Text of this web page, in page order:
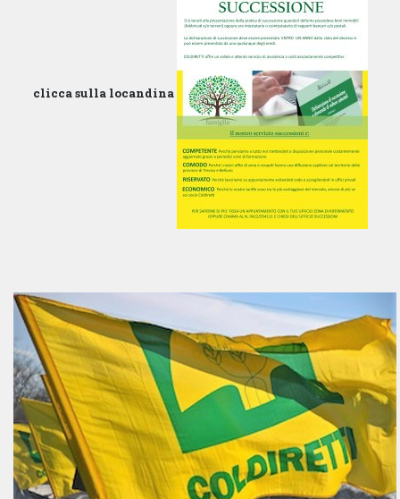
clicca sulla locandina